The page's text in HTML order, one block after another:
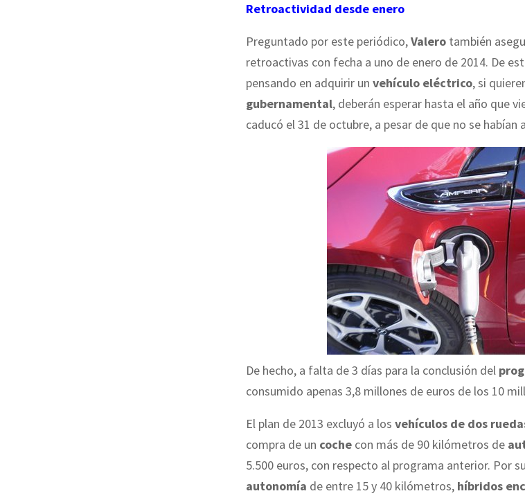
Retroactividad desde enero
Preguntado por este periódico,Valero también
retroactivas con fecha a uno de enero de 2014. De
pensando en adquirir un vehículo eléctrico, si
gubernamental, deberán esperar hasta el año que
caducó el 31 de octubre, a pesar de que no se
De hecho, a falta de 3 días para la conclusión del
consumido apenas 3,8 millones de euros de los 10
El plan de 2013 excluyó a los vehículos de dos
compra de un coche con más de 90 kilómetros de
5.500 euros, con respecto al programa anterior. Por
autonomía de entre 15 y 40 kilómetros, híbridos